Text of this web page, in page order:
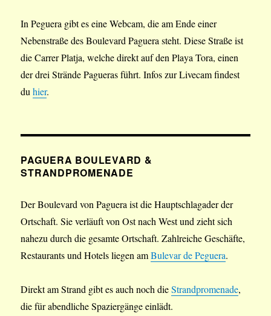
In Peguera gibt es eine Webcam, die am Ende einer
Nebenstraße des Boulevard Paguera steht. Diese Straße ist
die Carrer Platja, welche direkt auf den Playa Tora, einen
der drei Strände Pagueras führt. Infos zur Livecam findest
duhier.
PAGUERA BOULEVARD &
STRANDPROMENADE
Der Boulevard von Paguera ist die Hauptschlagader der
Ortschaft. Sie verläuft von Ost nach West und zieht sich
nahezu durch die gesamte Ortschaft. Zahlreiche Geschäfte,
Restaurants und Hotels liegen amBulevar de Peguera.
Direkt am Strand gibt es auch noch dieStrandpromenade,
die für abendliche Spaziergänge einlädt.